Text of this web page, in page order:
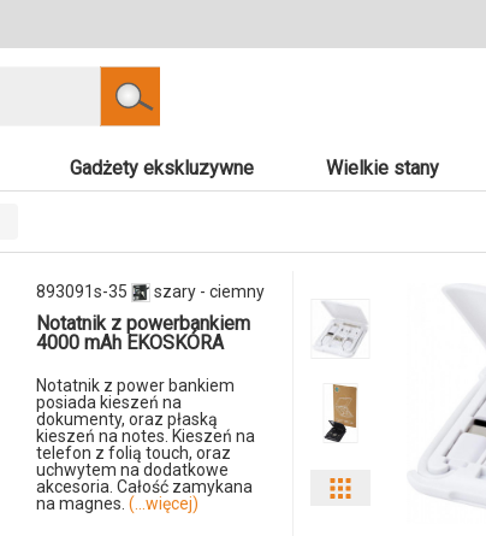
Szukaj
Gadżety ekskluzywne Wielkie stany
893091s-35 szary - ciemny
Notatnik z powerbankiem
4000 mAh EKOSKÓRA
Notatnik z power bankiem
posiada kieszeń na
dokumenty, oraz płaską
kieszeń na notes. Kieszeń na
telefon z folią touch, oraz
uchwytem na dodatkowe
akcesoria. Całość zamykana
na magnes. (...więcej)